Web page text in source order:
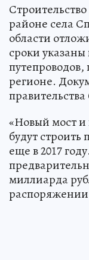
районе села
области
сроки
регионе.
«Новый мост и
будут строить
еще в 2017
миллиарда